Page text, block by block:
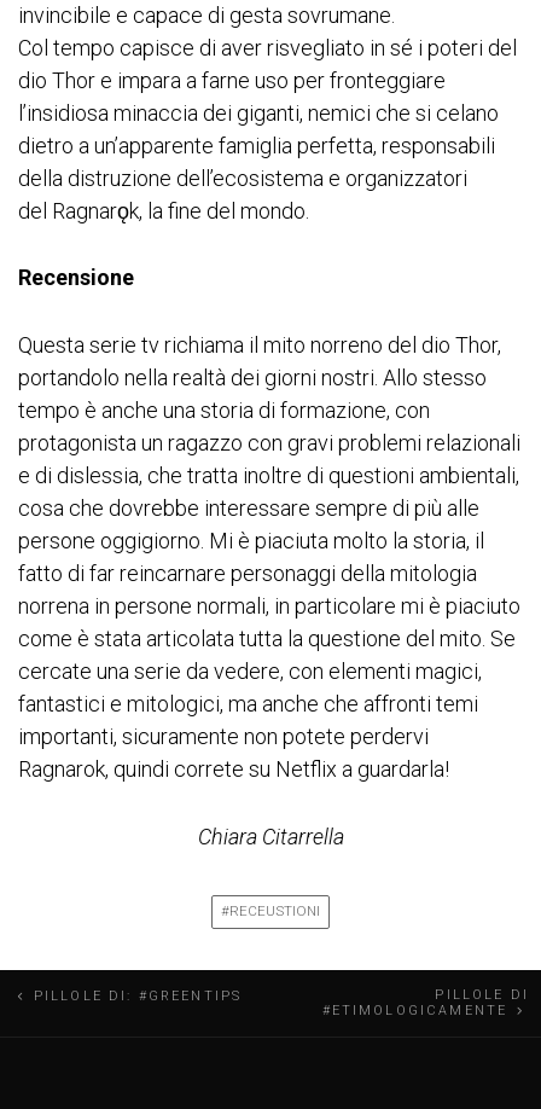
invincibile e capace di gesta sovrumane.
Col tempo capisce di aver risvegliato in sé i poteri del
dio Thor e impara a farne uso per fronteggiare
l’insidiosa minaccia dei giganti, nemici che si celano
dietro a un’apparente famiglia perfetta, responsabili
della distruzione dell’ecosistema e organizzatori
del Ragnarǫk, la fine del mondo.
Recensione
Questa serie tv richiama il mito norreno del dio Thor,
portandolo nella realtà dei giorni nostri. Allo stesso
tempo è anche una storia di formazione, con
protagonista un ragazzo con gravi problemi relazionali
e di dislessia, che tratta inoltre di questioni ambientali,
cosa che dovrebbe interessare sempre di più alle
persone oggigiorno. Mi è piaciuta molto la storia, il
fatto di far reincarnare personaggi della mitologia
norrena in persone normali, in particolare mi è piaciuto
come è stata articolata tutta la questione del mito. Se
cercate una serie da vedere, con elementi magici,
fantastici e mitologici, ma anche che affronti temi
importanti, sicuramente non potete perdervi
Ragnarok, quindi correte su Netflix a guardarla!
Chiara Citarrella
#RECEUSTIONI
N
PILLOLE DI: #GREENTIPS
PILLOLE DI
#ETIMOLOGICAMENTE